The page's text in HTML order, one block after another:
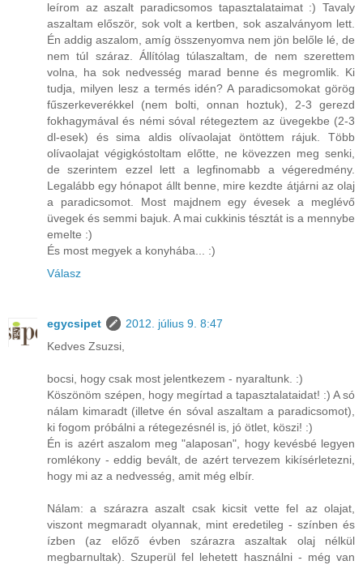
leírom az aszalt paradicsomos tapasztalataimat :) Tavaly
aszaltam először, sok volt a kertben, sok aszalványom lett.
Én addig aszalom, amíg összenyomva nem jön belőle lé, de
nem túl száraz. Állítólag túlaszaltam, de nem szerettem
volna, ha sok nedvesség marad benne és megromlik. Ki
tudja, milyen lesz a termés idén? A paradicsomokat görög
fűszerkeverékkel (nem bolti, onnan hoztuk), 2-3 gerezd
fokhagymával és némi sóval rétegeztem az üvegekbe (2-3
dl-esek) és sima aldis olívaolajat öntöttem rájuk. Több
olívaolajat végigkóstoltam előtte, ne kövezzen meg senki,
de szerintem ezzel lett a legfinomabb a végeredmény.
Legalább egy hónapot állt benne, mire kezdte átjárni az olaj
a paradicsomot. Most majdnem egy évesek a meglévő
üvegek és semmi bajuk. A mai cukkinis tésztát is a mennybe
emelte :)
És most megyek a konyhába... :)
Válasz
egycsipet
2012. július 9. 8:47
Kedves Zsuzsi,
bocsi, hogy csak most jelentkezem - nyaraltunk. :)
Köszönöm szépen, hogy megírtad a tapasztalataidat! :) A só
nálam kimaradt (illetve én sóval aszaltam a paradicsomot),
ki fogom próbálni a rétegezésnél is, jó ötlet, köszi! :)
Én is azért aszalom meg "alaposan", hogy kevésbé legyen
romlékony - eddig bevált, de azért tervezem kikísérletezni,
hogy mi az a nedvesség, amit még elbír.
Nálam: a szárazra aszalt csak kicsit vette fel az olajat,
viszont megmaradt olyannak, mint eredetileg - színben és
ízben (az előző évben szárazra aszaltak olaj nélkül
megbarnultak). Szuperül fel lehetett használni - még van